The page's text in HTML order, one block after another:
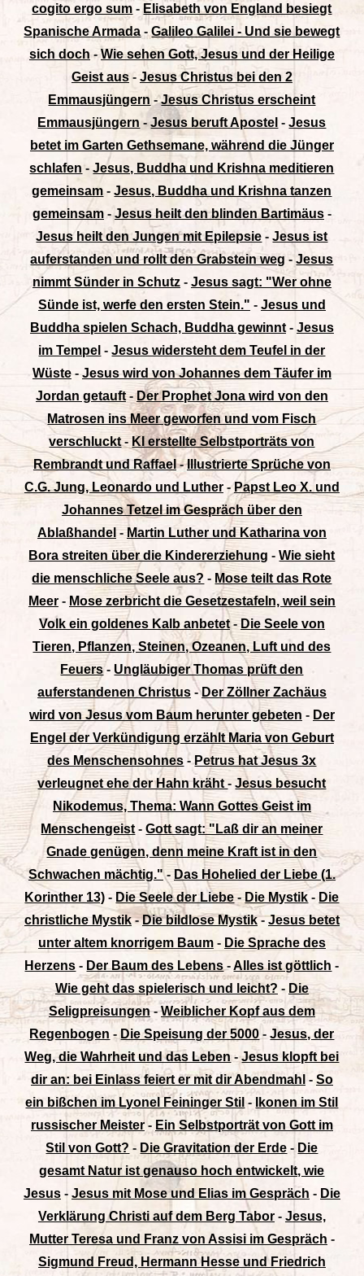
cogito ergo sum -Elisabeth von England besiegt
Spanische Armada -Galileo Galilei - Und sie bewegt
sich doch -Wie sehen Gott, Jesus und der Heilige
Geist aus- Jesus Christus bei den 2
Emmausjüngern -Jesus Christus erscheint
Emmausjüngern -Jesus beruft Apostel -Jesus
betet im Garten Gethsemane, während die Jünger
schlafen-Jesus, Buddha und Krishna meditieren
gemeinsam -Jesus, Buddha und Krishna tanzen
gemeinsam- Jesus heilt den blinden Bartimäus-
Jesus heilt den Jungen mit Epilepsie -Jesus ist
auferstanden und rollt den Grabstein weg -Jesus
nimmt Sünder in Schutz- Jesus sagt: "Wer ohne
Sünde ist, werfe den ersten Stein." - Jesus und
Buddha spielen Schach, Buddha gewinnt- Jesus
im Tempel -Jesus widersteht dem Teufel in der
Wüste- Jesus wird von Johannes dem Täufer im
Jordan getauft-Der Prophet Jona wird von den
Matrosen ins Meer geworfen und vom Fisch
verschluckt- KI erstellte Selbstporträts von
Rembrandt und Raffael-Illustrierte Sprüche von
C.G. Jung, Leonardo und Luther-Papst Leo X. und
Johannes Tetzel im Gespräch über den
Ablaßhandel - Martin Luther und Katharina von
Bora streiten über die Kindererziehung -Wie sieht
die menschliche Seele aus? - Mose teilt das Rote
Meer- Mose zerbricht die Gesetzestafeln, weil sein
Volk ein goldenes Kalb anbetet- Die Seele von
Tieren, Pflanzen, Steinen, Ozeanen, Luft und des
Feuers- Ungläubiger Thomas prüft den
auferstandenen Christus-Der Zöllner Zachäus
wird von Jesus vom Baum herunter gebeten - Der
Engel der Verkündigung erzählt Maria von Geburt
des Menschensohnes -Petrus hat Jesus 3x
verleugnet ehe der Hahn kräht-Jesus besucht
Nikodemus, Thema: Wann Gottes Geist im
Menschengeist -Gott sagt: "Laß dir an meiner
Gnade genügen, denn meine Kraft ist in den
Schwachen mächtig."- Das Hohelied der Liebe (1.
Korinther 13) - Die Seele der Liebe-Die Mystik - Die
christliche Mystik-Die bildlose Mystik-Jesus betet
unter altem knorrigem Baum- Die Sprache des
Herzens - Der Baum des Lebens -Alles ist göttlich -
Wie geht das spielerisch und leicht? - Die
Seligpreisungen-Weiblicher Kopf aus dem
Regenbogen -Die Speisung der 5000-Jesus, der
Weg, die Wahrheit und das Leben -Jesus klopft bei
dir an: bei Einlass feiert er mit dir Abendmahl - So
ein bißchen im Lyonel Feininger Stil -
Ikonen im Stil
russischer Meister- Ein Selbstporträt von Gott im
Stil von Gott? - Die Gravitation der Erde - Die
gesamt Natur ist genauso hoch entwickelt, wie
Jesus- Jesus mit Mose und Elias im Gespräch - Die
Verklärung Christi auf dem Berg Tabor- Jesus,
Mutter Teresa und Franz von Assisi im Gespräch -
Sigmund Freud, Hermann Hesse und Friedrich